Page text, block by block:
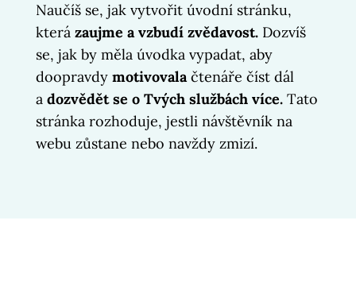
Naučíš se, jak vytvořit úvodní stránku,
která zaujme a vzbudí zvědavost.Dozvíš
se, jak by měla úvodka vypadat, aby
doopravdy motivovalačtenáře číst dál
a dozvědět se o Tvých službách více. Tato
stránka rozhoduje, jestli návštěvník na
webu zůstane nebo navždy zmizí.